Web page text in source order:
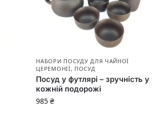
НАБОРИ ПОСУДУ ДЛЯ ЧАЙНОЇ
ЦЕРЕМОНІЇ, ПОСУД
Посуд у футлярі – зручність у
кожній подорожі
985₴